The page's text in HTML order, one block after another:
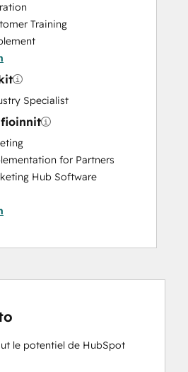
Training
Specialist
for Partners
Hub Software
Software
Partner
Implementation
le potentiel de HubSpot